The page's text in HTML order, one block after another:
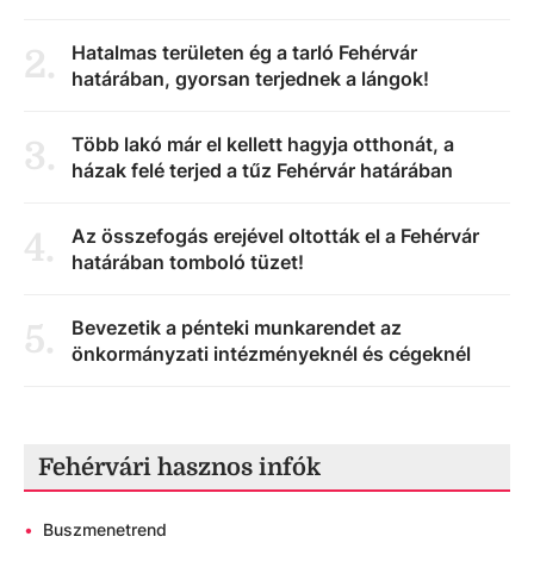
2.
Hatalmas területen ég a tarló Fehérvár
határában, gyorsan terjednek a lángok!
3.
Több lakó már el kellett hagyja otthonát, a
házak felé terjed a tűz Fehérvár határában
4.
Az összefogás erejével oltották el a Fehérvár
határában tomboló tüzet!
5.
Bevezetik a pénteki munkarendet az
önkormányzati intézményeknél és cégeknél
Fehérvári hasznos infók
• Buszmenetrend